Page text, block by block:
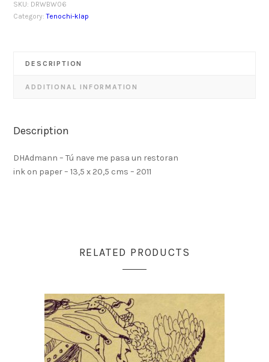
SKU: DRWBW06
Category:Tenochi-klap
DESCRIPTION
ADDITIONAL INFORMATION
Description
DHAdmann – Tú nave me pasa un restoran
ink on paper – 13,5 x 20,5 cms – 2011
RELATED PRODUCTS